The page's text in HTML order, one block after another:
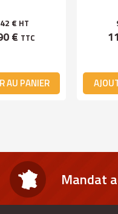
€ HT
€ TTC
AU PANIER
Mandat